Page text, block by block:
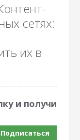
сетях:
их в
и получи
Подписаться